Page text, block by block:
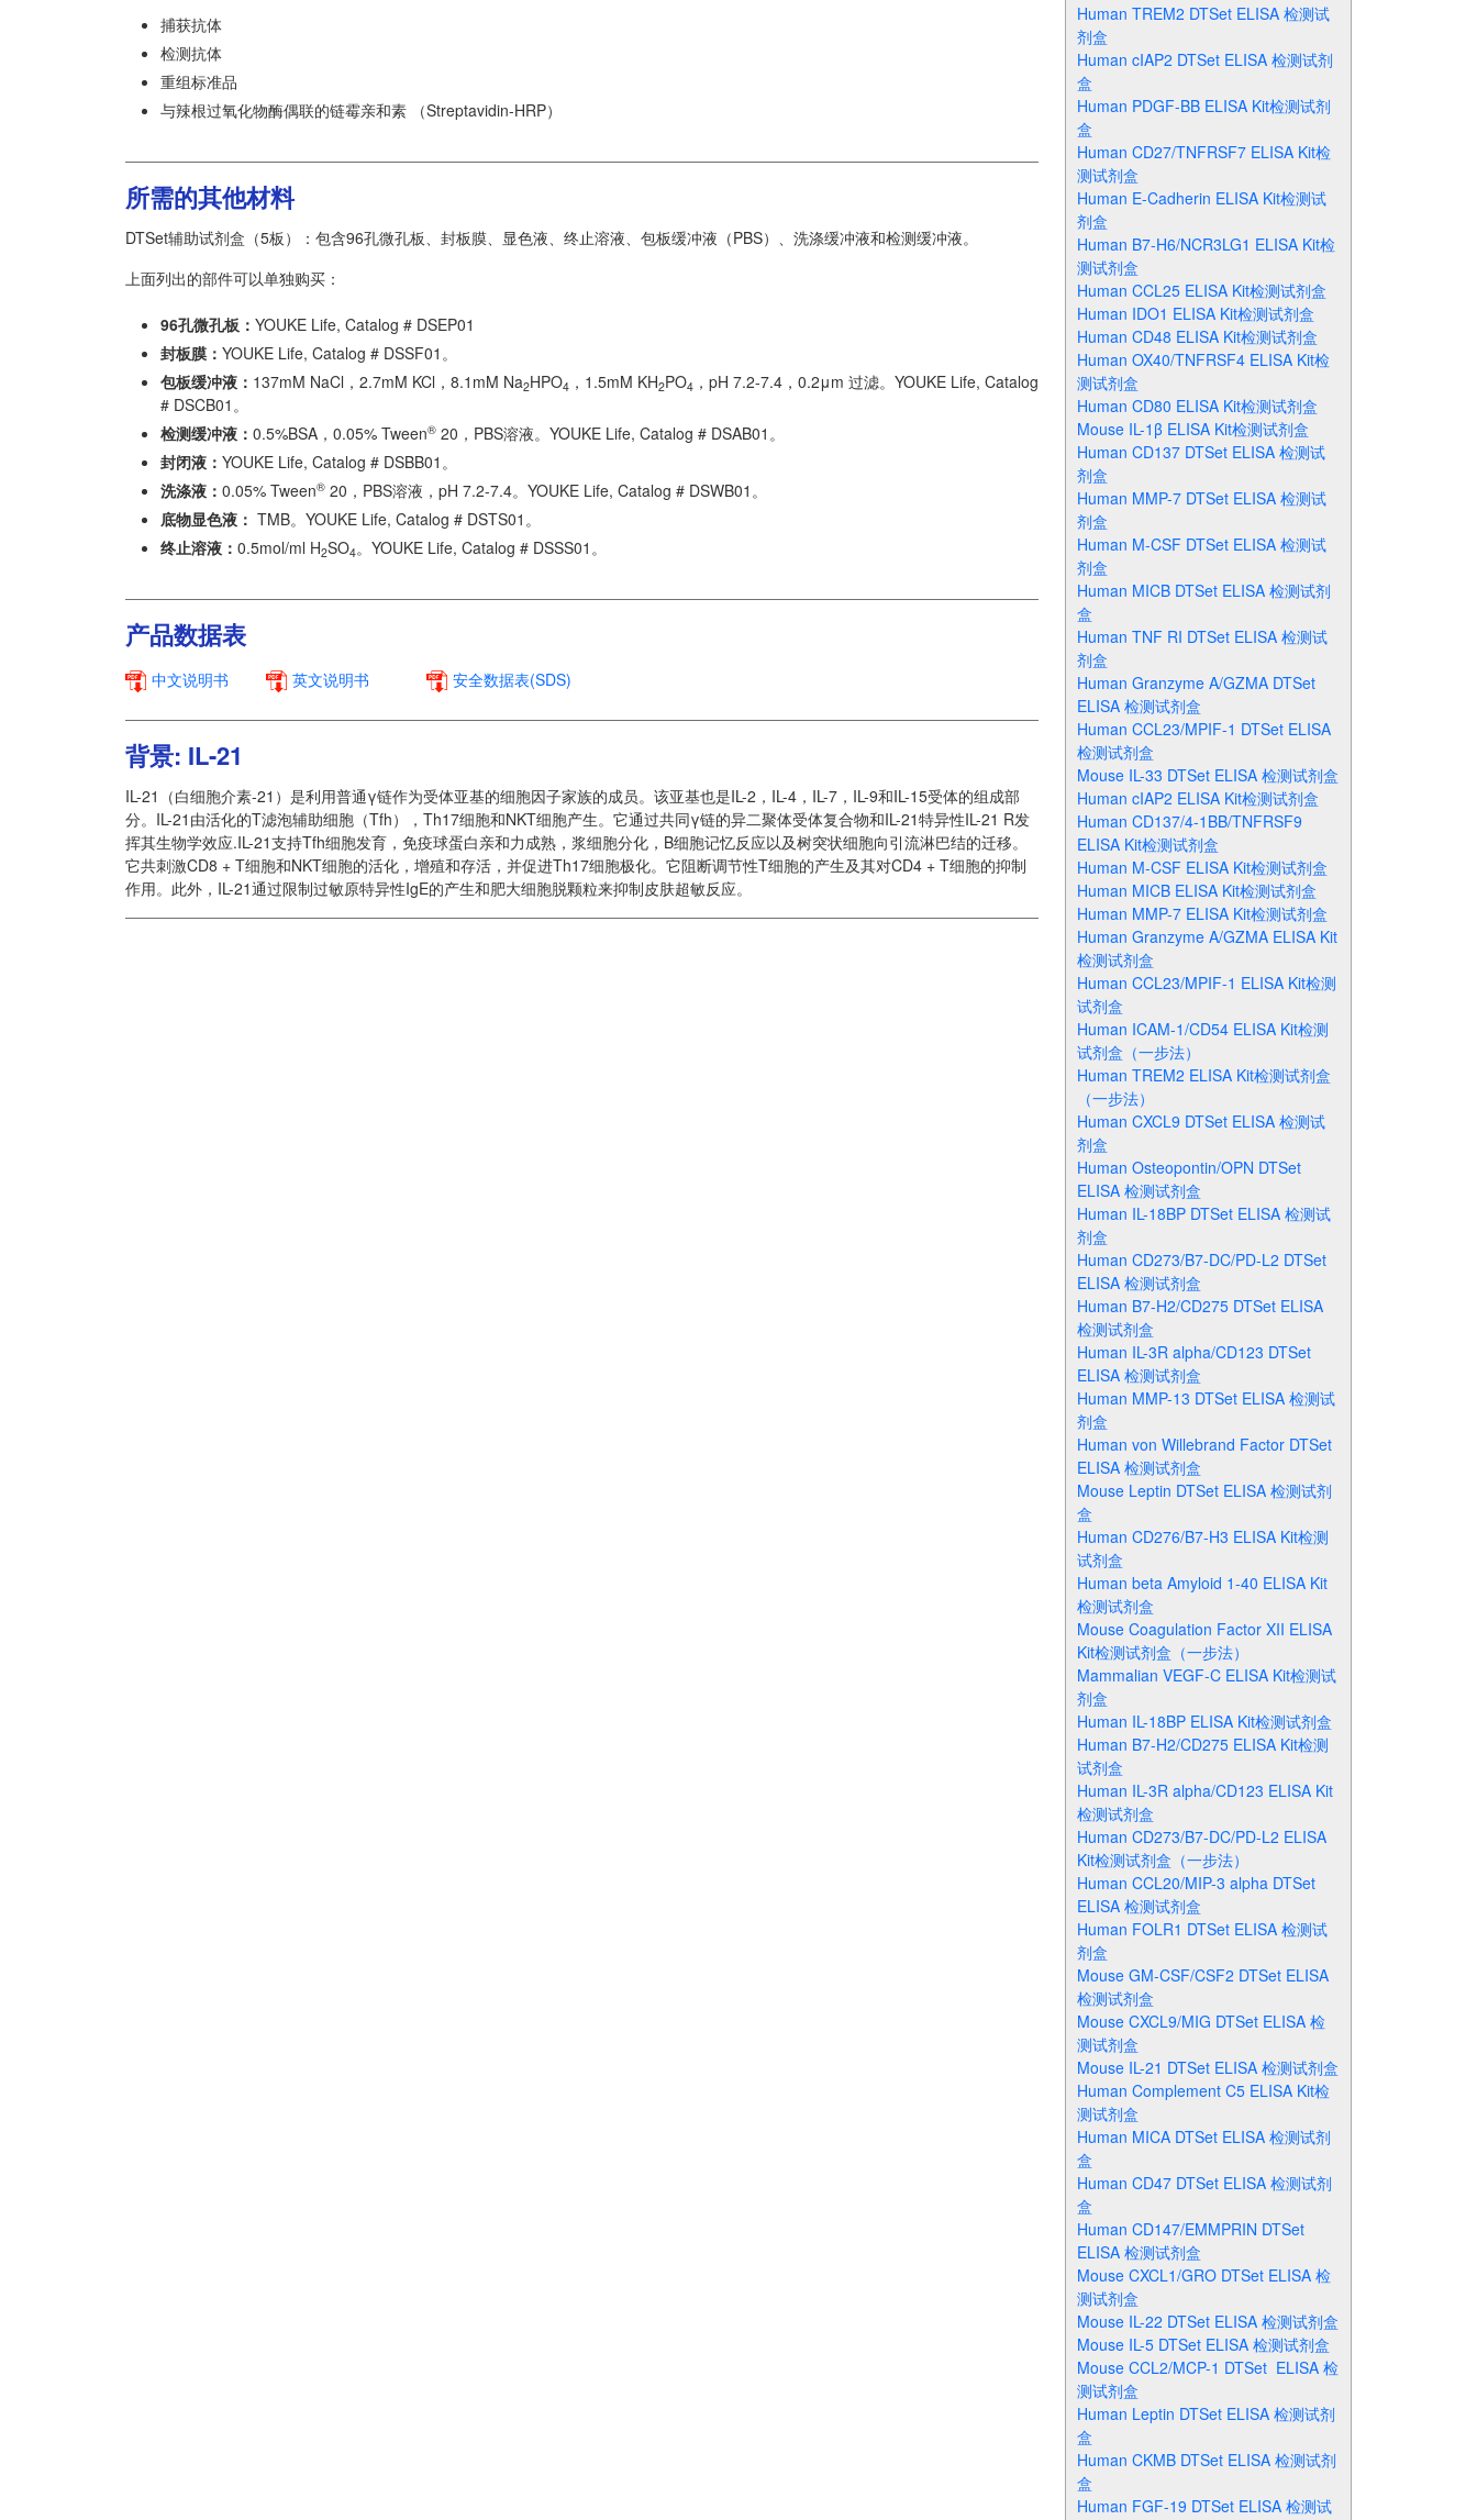
捕获抗体
检测抗体
重组标准品
与辣根过氧化物酶偶联的链霉亲和素 （Streptavidin-HRP）
所需的其他材料
DTSet辅助试剂盒（5板）：包含96孔微孔板、封板膜、显色液、终止溶液、包板缓冲液（PBS）、洗涤缓冲液和检测缓冲液。
上面列出的部件可以单独购买：
96孔微孔板： YOUKE Life, Catalog # DSEP01
封板膜： YOUKE Life, Catalog # DSSF01。
包板缓冲液： 137mM NaCl，2.7mM KCl，8.1mM Na2HPO4 ，1.5mM KH2PO4 ，pH 7.2-7.4，0.2μm 过滤。YOUKE Life, Catalog
# DSCB01。
检测缓冲液： 0.5%BSA，0.05% Tween® 20，PBS溶液。YOUKE Life, Catalog # DSAB01。
封闭液： YOUKE Life, Catalog # DSBB01。
洗涤液： 0.05% Tween® 20，PBS溶液，pH 7.2-7.4。YOUKE Life, Catalog # DSWB01。
底物显色液： TMB。YOUKE Life, Catalog # DSTS01。
终止溶液： 0.5mol/ml H2SO4。YOUKE Life, Catalog # DSSS01。
产品数据表
中文说明书 英文说明书 安全数据表(SDS)
背景: IL-21
IL-21（白细胞介素-21）是利用普通γ链作为受体亚基的细胞因子家族的成员。该亚基也是IL-2，IL-4，IL-7，IL-9和IL-15受体的组成部
分。IL-21由活化的T滤泡辅助细胞（Tfh），Th17细胞和NKT细胞产生。它通过共同γ链的异二聚体受体复合物和IL-21特异性IL-21 R发
挥其生物学效应.IL-21支持Tfh细胞发育，免疫球蛋白亲和力成熟，浆细胞分化，B细胞记忆反应以及树突状细胞向引流淋巴结的迁移。
它共刺激CD8 + T细胞和NKT细胞的活化，增殖和存活，并促进Th17细胞极化。它阻断调节性T细胞的产生及其对CD4 + T细胞的抑制
作用。此外，IL-21通过限制过敏原特异性IgE的产生和肥大细胞脱颗粒来抑制皮肤超敏反应。
Human TREM2 DTSet ELISA 检测试
剂盒
Human cIAP2 DTSet ELISA 检测试剂
盒
Human PDGF-BB ELISA Kit检测试剂
盒
Human CD27/TNFRSF7 ELISA Kit检
测试剂盒
Human E-Cadherin ELISA Kit检测试
剂盒
Human B7-H6/NCR3LG1 ELISA Kit检
测试剂盒
Human CCL25 ELISA Kit检测试剂盒
Human IDO1 ELISA Kit检测试剂盒
Human CD48 ELISA Kit检测试剂盒
Human OX40/TNFRSF4 ELISA Kit检
测试剂盒
Human CD80 ELISA Kit检测试剂盒
Mouse IL-1β ELISA Kit检测试剂盒
Human CD137 DTSet ELISA 检测试
剂盒
Human MMP-7 DTSet ELISA 检测试
剂盒
Human M-CSF DTSet ELISA 检测试
剂盒
Human MICB DTSet ELISA 检测试剂
盒
Human TNF RI DTSet ELISA 检测试
剂盒
Human Granzyme A/GZMA DTSet
ELISA 检测试剂盒
Human CCL23/MPIF-1 DTSet ELISA
检测试剂盒
Mouse IL-33 DTSet ELISA 检测试剂盒
Human cIAP2 ELISA Kit检测试剂盒
Human CD137/4-1BB/TNFRSF9
ELISA Kit检测试剂盒
Human M-CSF ELISA Kit检测试剂盒
Human MICB ELISA Kit检测试剂盒
Human MMP-7 ELISA Kit检测试剂盒
Human Granzyme A/GZMA ELISA Kit
检测试剂盒
Human CCL23/MPIF-1 ELISA Kit检测
试剂盒
Human ICAM-1/CD54 ELISA Kit检测
试剂盒（一步法）
Human TREM2 ELISA Kit检测试剂盒
（一步法）
Human CXCL9 DTSet ELISA 检测试
剂盒
Human Osteopontin/OPN DTSet
ELISA 检测试剂盒
Human IL-18BP DTSet ELISA 检测试
剂盒
Human CD273/B7-DC/PD-L2 DTSet
ELISA 检测试剂盒
Human B7-H2/CD275 DTSet ELISA
检测试剂盒
Human IL-3R alpha/CD123 DTSet
ELISA 检测试剂盒
Human MMP-13 DTSet ELISA 检测试
剂盒
Human von Willebrand Factor DTSet
ELISA 检测试剂盒
Mouse Leptin DTSet ELISA 检测试剂
盒
Human CD276/B7-H3 ELISA Kit检测
试剂盒
Human beta Amyloid 1-40 ELISA Kit
检测试剂盒
Mouse Coagulation Factor XII ELISA
Kit检测试剂盒（一步法）
Mammalian VEGF-C ELISA Kit检测试
剂盒
Human IL-18BP ELISA Kit检测试剂盒
Human B7-H2/CD275 ELISA Kit检测
试剂盒
Human IL-3R alpha/CD123 ELISA Kit
检测试剂盒
Human CD273/B7-DC/PD-L2 ELISA
Kit检测试剂盒（一步法）
Human CCL20/MIP-3 alpha DTSet
ELISA 检测试剂盒
Human FOLR1 DTSet ELISA 检测试
剂盒
Mouse GM-CSF/CSF2 DTSet ELISA
检测试剂盒
Mouse CXCL9/MIG DTSet ELISA 检
测试剂盒
Mouse IL-21 DTSet ELISA 检测试剂盒
Human Complement C5 ELISA Kit检
测试剂盒
Human MICA DTSet ELISA 检测试剂
盒
Human CD47 DTSet ELISA 检测试剂
盒
Human CD147/EMMPRIN DTSet
ELISA 检测试剂盒
Mouse CXCL1/GRO DTSet ELISA 检
测试剂盒
Mouse IL-22 DTSet ELISA 检测试剂盒
Mouse IL-5 DTSet ELISA 检测试剂盒
Mouse CCL2/MCP-1 DTSet ELISA 检
测试剂盒
Human Leptin DTSet ELISA 检测试剂
盒
Human CKMB DTSet ELISA 检测试剂
盒
Human FGF-19 DTSet ELISA 检测试